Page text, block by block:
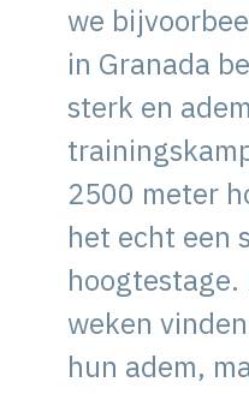
we
in Granada
sterk en
2500 meter
het echt een
hoogtestage.
weken
hun adem,